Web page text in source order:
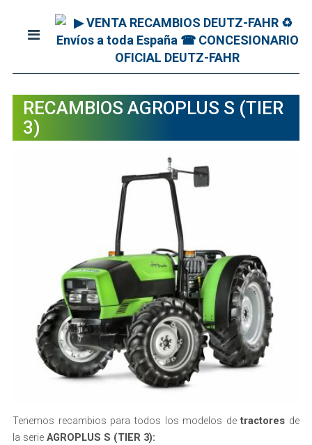
RECAMBIOS AGROPLUS S (TIER
3)
Tenemos recambios para todos los modelos detractores de
la serie AGROPLUS S (TIER 3):